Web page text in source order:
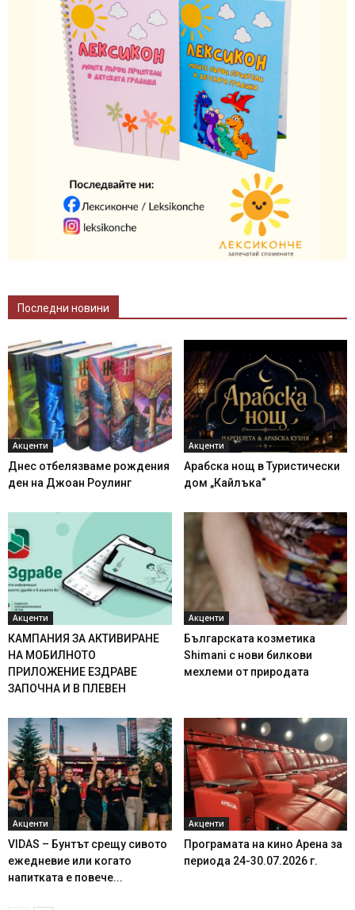
Последни новини
Акценти
Днес отбелязваме рождения
ден на Джоан Роулинг
Акценти
Арабска нощ в Туристически
дом „Кайлъка“
Акценти
КАМПАНИЯ ЗА АКТИВИРАНЕ
НА МОБИЛНОТО
ПРИЛОЖЕНИЕ ЕЗДРАВЕ
ЗАПОЧНА И В ПЛЕВЕН
Акценти
Българската козметика
Shimani с нови билкови
мехлеми от природата
Акценти
VIDAS – Бунтът срещу сивото
ежедневие или когато
напитката е повече...
Акценти
Програмата на кино Арена за
периода 24-30.07.2026 г.